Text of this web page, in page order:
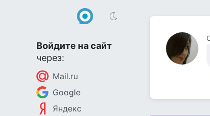
Войдите на сайт
через:
Mail.ru
Google
Яндекс